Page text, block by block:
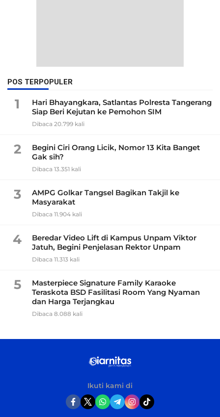
POS TERPOPULER
1
Hari Bhayangkara, Satlantas Polresta Tangerang
Siap Beri Kejutan ke Pemohon SIM
Dibaca 20.799 kali
2
Begini Ciri Orang Licik, Nomor 13 Kita Banget
Gak sih?
Dibaca 13.351 kali
3
AMPG Golkar Tangsel Bagikan Takjil ke
Masyarakat
Dibaca 11.904 kali
4
Beredar Video Lift di Kampus Unpam Viktor
Jatuh, Begini Penjelasan Rektor Unpam
Dibaca 11.313 kali
5
Masterpiece Signature Family Karaoke
Teraskota BSD Fasilitasi Room Yang Nyaman
dan Harga Terjangkau
Dibaca 8.088 kali
Ikuti kami di